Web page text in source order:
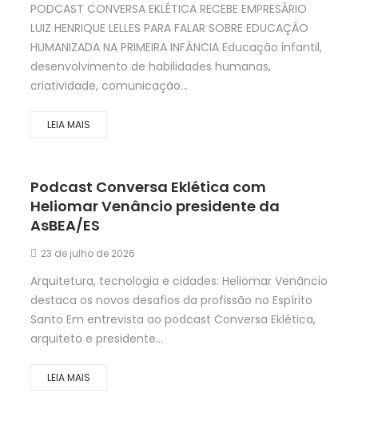
PODCAST CONVERSA EKLÉTICA RECEBE EMPRESÁRIO
LUIZ HENRIQUE LELLES PARA FALAR SOBRE EDUCAÇÃO
HUMANIZADA NA PRIMEIRA INFÂNCIA Educação infantil,
desenvolvimento de habilidades humanas,
criatividade, comunicação...
LEIA MAIS
Podcast Conversa Eklética com
Heliomar Venâncio presidente da
AsBEA/ES
23 de julho de 2026
Arquitetura, tecnologia e cidades: Heliomar Venâncio
destaca os novos desafios da profissão no Espírito
Santo Em entrevista ao podcast Conversa Eklética,
arquiteto e presidente...
LEIA MAIS